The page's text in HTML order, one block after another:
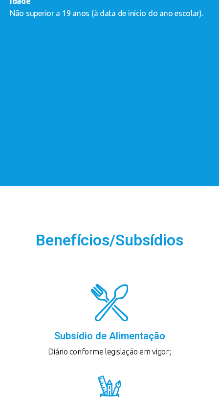
Não superior a 19 anos (à data de início do ano escolar).
Benefícios/Subsídios
Subsídio de Alimentação
Diário conforme legislação em vigor;